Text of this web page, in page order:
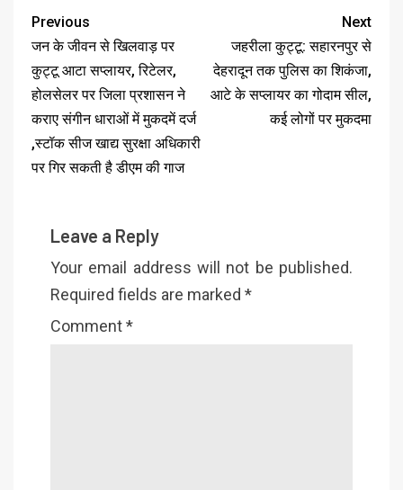
Previous
जन के जीवन से खिलवाड़ पर
कुट्टू आटा सप्लायर, रिटेलर,
होलसेलर पर जिला प्रशासन ने
कराए संगीन धाराओं में मुकदमें दर्ज
,स्टॉक सीज खाद्य सुरक्षा अधिकारी
पर गिर सकती है डीएम की गाज
Next
जहरीला कुट्टू: सहारनपुर से
देहरादून तक पुलिस का शिकंजा,
आटे के सप्लायर का गोदाम सील,
कई लोगों पर मुकदमा
Leave a Reply
Your email address will not be published.
Required fields are marked *
Comment*